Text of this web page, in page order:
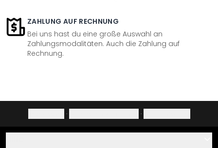
ZAHLUNG AUF RECHNUNG
Bei uns hast du eine große Auswahl an
Zahlungsmodalitäten. Auch die Zahlung auf
Rechnung.
· ·